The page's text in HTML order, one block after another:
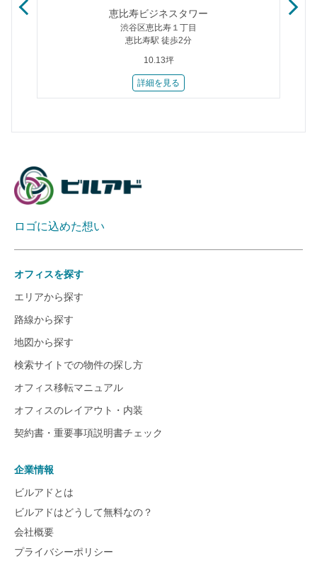
恵比寿ビジネスタワー
渋谷区恵比寿１丁目
恵比寿駅 徒歩2分
10.13坪
詳細を見る
ロゴに込めた想い
オフィスを探す
エリアから探す
路線から探す
地図から探す
検索サイトでの物件の探し方
オフィス移転マニュアル
オフィスのレイアウト・内装
契約書・重要事項説明書チェック
企業情報
ビルアドとは
ビルアドはどうして無料なの？
会社概要
プライバシーポリシー